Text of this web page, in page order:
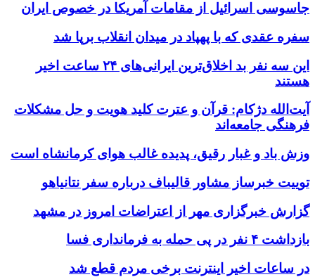
جاسوسی اسرائیل از مقامات آمریکا در خصوص ایران
سفره عقدی که با پهپاد در میدان انقلاب برپا شد
این سه نفر بد اخلاق‌ترین ایرانی‌های ۲۴ ساعت اخیر
هستند
آیت‌الله دژکام: قرآن و عترت کلید هویت و حل مشکلات
فرهنگی جامعه‌اند
وزش باد و غبار رقیق، پدیده غالب هوای کرمانشاه است
توییت خبرساز مشاور قالیباف درباره سفر نتانیاهو
گزارش خبرگزاری مهر از اعتراضات امروز در مشهد
بازداشت ۴ نفر در پی حمله به فرمانداری فسا
در ساعات اخیر اینترنت برخی مردم قطع شد